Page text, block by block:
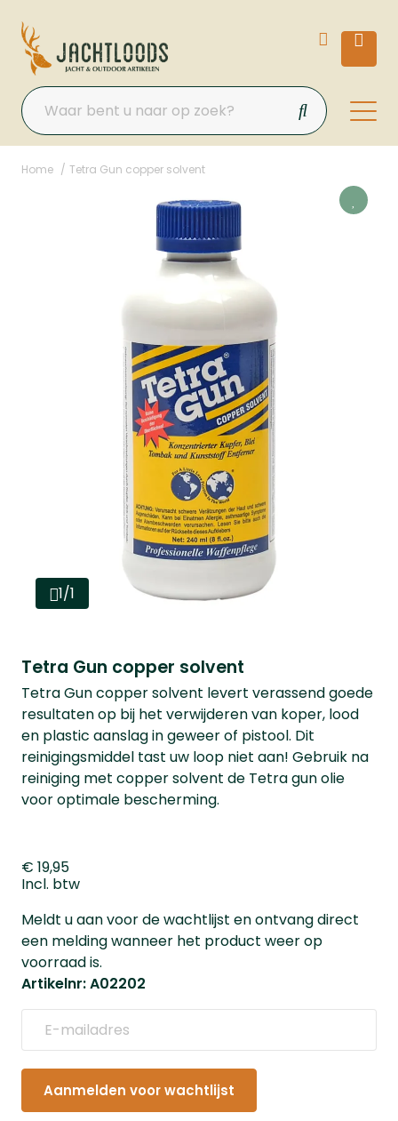
Home Tetra Gun copper solvent
1/1
Tetra Gun copper solvent
Tetra Gun copper solvent levert verassend goede
resultaten op bij het verwijderen van koper, lood
en plastic aanslag in geweer of pistool. Dit
reinigingsmiddel tast uw loop niet aan! Gebruik na
reiniging met copper solvent de Tetra gun olie
voor optimale bescherming.
€ 19,95
Incl. btw
Meldt u aan voor de wachtlijst en ontvang direct
een melding wanneer het product weer op
voorraad is.
Artikelnr: A02202
Aanmelden voor wachtlijst